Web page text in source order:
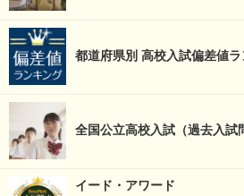
都道府県別 高校入試偏差値
全国公立高校入試（過去入試
イード・アワード